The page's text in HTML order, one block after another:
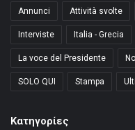
Annunci Attività svolte
Interviste Italia - Grecia
La voce del Presidente
SOLO QUI Stampa
Kατηγορίες